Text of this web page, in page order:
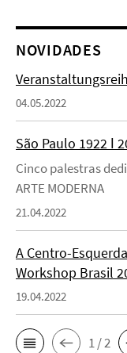
NOVIDADES
04.05.2022
São Paulo 1922 ǀ
Cinco palestras
ARTE MODERNA
21.04.2022
A Centro-
Workshop Brasil
19.04.2022
1 / 2